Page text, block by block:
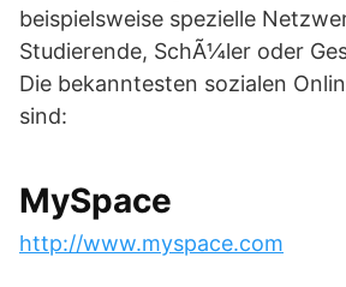
beispielsweise spezielle
Studierende, SchÃ¼ler oder
Die bekanntesten sozialen
sind:
MySpace
http://www.myspace.com